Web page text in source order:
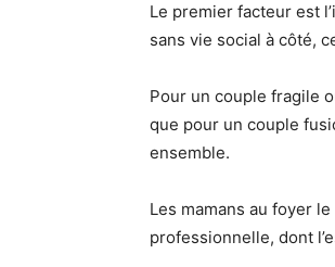
Le premier facteur est
sans vie social à côté,
Pour un couple fragile
que pour un couple
ensemble.
Les mamans au foyer
professionnelle, dont